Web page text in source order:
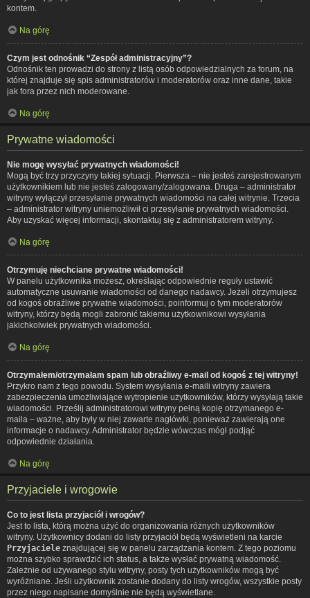
kontem.
Na górę
Czym jest odnośnik “Zespół administracyjny”?
Odnośnik ten prowadzi do strony z listą osób odpowiedzialnych za forum, na
której znajduje się spis administratorów i moderatorów oraz inne dane, takie
jak fora przez nich moderowane.
Na górę
Prywatne wiadomości
Nie mogę wysyłać prywatnych wiadomości!
Mogą być trzy przyczyny takiej sytuacji. Pierwsza – nie jesteś zarejestrowanym
użytkownikiem lub nie jesteś zalogowany/zalogowana. Druga – administrator
witryny wyłączył przesyłanie prywatnych wiadomości na całej witrynie. Trzecia
– administrator witryny uniemożliwił ci przesyłanie prywatnych wiadomości.
Aby uzyskać więcej informacji, skontaktuj się z administratorem witryny.
Na górę
Otrzymuję niechciane prywatne wiadomości!
W panelu użytkownika możesz, określając odpowiednie reguły ustawić
automatyczne usuwanie wiadomości od danego nadawcy. Jeżeli otrzymujesz
od kogoś obraźliwe prywatne wiadomości, poinformuj o tym moderatorów
witryny, którzy będą mogli zabronić takiemu użytkownikowi wysyłania
jakichkolwiek prywatnych wiadomości.
Na górę
Otrzymałem/otrzymałam spam lub obraźliwy e-mail od kogoś z tej witryny!
Przykro nam z tego powodu. System wysyłania e-maili witryny zawiera
zabezpieczenia umożliwiające wytropienie użytkowników, którzy wysyłają takie
wiadomości. Prześlij administratorowi witryny pełną kopię otrzymanego e-
maila – ważne, aby były w niej zawarte nagłówki, ponieważ zawierają one
informacje o nadawcy. Administrator będzie wówczas mógł podjąć
odpowiednie działania.
Na górę
Przyjaciele i wrogowie
Co to jest lista przyjaciół i wrogów?
Jest to lista, którą można użyć do organizowania różnych użytkowników
witryny. Użytkownicy dodani do listy przyjaciół będą wyświetleni na karcie
Przyjaciele znajdującej się w panelu zarządzania kontem. Z tego poziomu
można szybko sprawdzić ich status, a także wysłać prywatną wiadomość.
Zależnie od używanego stylu witryny, posty tych użytkowników mogą być
wyróżniane. Jeśli użytkownik zostanie dodany do listy wrogów, wszystkie posty
przez niego napisane domyślnie nie będą wyświetlane.